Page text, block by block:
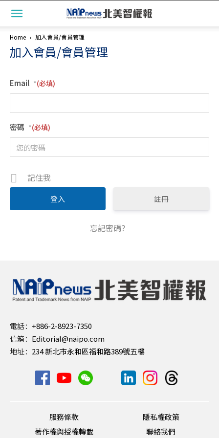
Home 加入會員/會員管理
加入會員/會員管理
Email *
密碼 *
記住我
註冊
忘記密碼？
電話： +886-2-8923-7350
信箱： Editorial@naipo.com
地址： 234 新北市永和區福和路389號五樓
服務條款
隱私權政策
著作權與授權轉載
聯絡我們